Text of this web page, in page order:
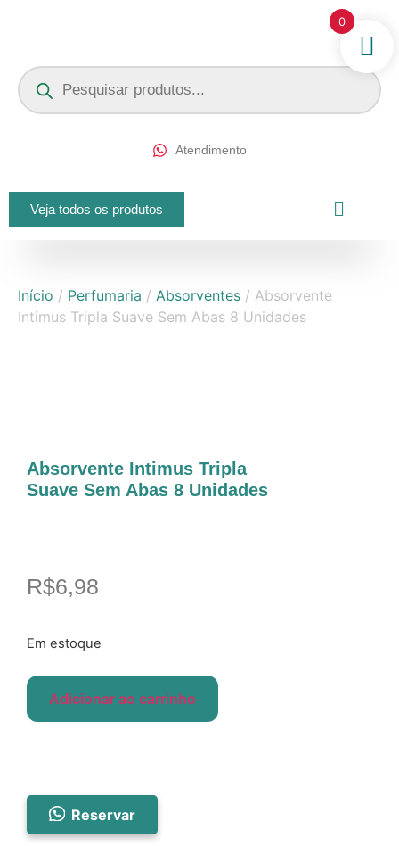
Atendimento
Veja todos os produtos
Início / Perfumaria / Absorventes / Absorvente
Intimus Tripla Suave Sem Abas 8 Unidades
Absorvente Intimus Tripla
Suave Sem Abas 8 Unidades
R$6,98
Em estoque
Adicionar ao carrinho
Reservar
0